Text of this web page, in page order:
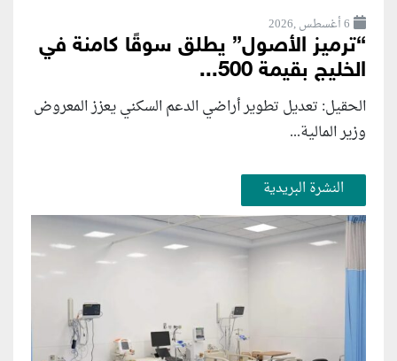
6 أغسطس ,2026
“ترميز الأصول” يطلق سوقًا كامنة في
الخليج بقيمة 500...
الحقيل: تعديل تطوير أراضي الدعم السكني يعزز المعروض
وزير المالية...
النشرة البريدية